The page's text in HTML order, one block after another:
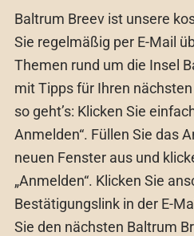
Baltrum Breev ist unsere
Sie regelmäßig per E-Mail
Themen rund um die Insel
mit Tipps für Ihren
so geht’s: Klicken Sie
Anmelden“. Füllen Sie das
neuen Fenster aus und
„Anmelden“. Klicken Sie
Bestätigungslink in der E-
Sie den nächsten Baltrum